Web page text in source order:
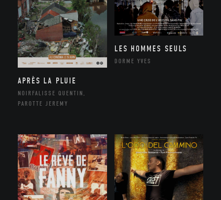
APRÈS LA PLUIE
NOIRFALISSE QUENTIN,
PAROTTE JEREMY
LES HOMMES SEULS
DORME YVES